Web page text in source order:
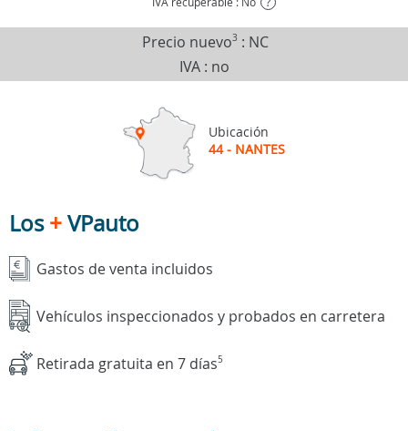
Precio nuevo3 : NC
IVA : no
Ubicación
44 - NANTES
Los+VPauto
Gastos de venta incluidos
Vehículos inspeccionados y probados en carretera
Retirada gratuita en 7 días5